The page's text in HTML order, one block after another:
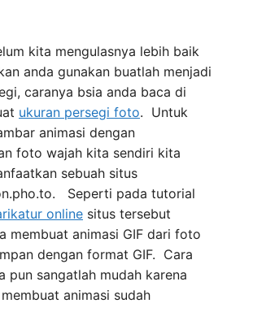
kita mengulasnya lebih baik
anda gunakan buatlah menjadi
caranya bsia anda baca di
ukuran persegi foto. Untuk
animasi dengan
foto wajah kita sendiri kita
sebuah situs
Seperti pada tutorial
online situs tersebut
membuat animasi GIF dari foto
dengan format GIF. Cara
pun sangatlah mudah karena
animasi sudah